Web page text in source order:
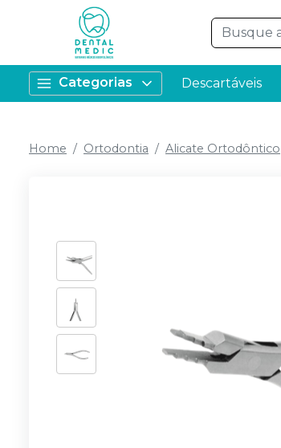
Categorias Descartáveis
Home Ortodontia Alicate Ortodôntico